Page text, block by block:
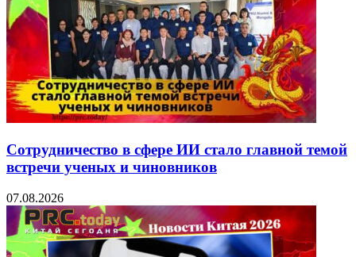
Сотрудничество в сфере ИИ стало главной темой
встречи ученых и чиновников
07.08.2026